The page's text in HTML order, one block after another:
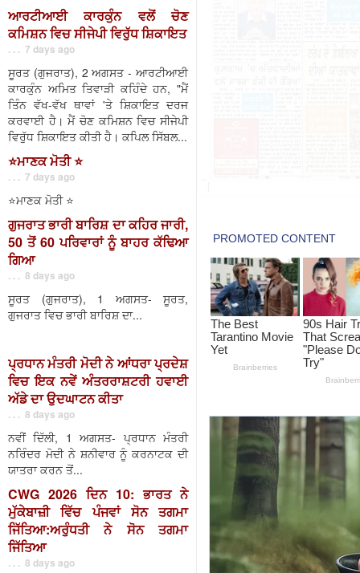
ਆਰਟੀਆਈ ਕਾਰਕੁੰਨ ਵਲੋਂ ਚੋਣ
ਕਮਿਸ਼ਨ ਵਿਚ ਸੀਜੇਪੀ ਵਿਰੁੱਧ ਸ਼ਿਕਾਇਤ
. . . 7 days ago
ਸੂਰਤ (ਗੁਜਰਾਤ), 2 ਅਗਸਤ - ਆਰਟੀਆਈ
ਕਾਰਕੁੰਨ ਅਮਿਤ ਤਿਵਾੜੀ ਕਹਿੰਦੇ ਹਨ, "ਮੈਂ
ਤਿੰਨ ਵੱਖ-ਵੱਖ ਥਾਵਾਂ 'ਤੇ ਸ਼ਿਕਾਇਤ ਦਰਜ
ਕਰਵਾਈ ਹੈ। ਮੈਂ ਚੋਣ ਕਮਿਸ਼ਨ ਵਿਚ ਸੀਜੇਪੀ
ਵਿਰੁੱਧ ਸ਼ਿਕਾਇਤ ਕੀਤੀ ਹੈ। ਕਪਿਲ ਸਿੱਬਲ...
⭐️ਮਾਣਕ ਮੋਤੀ ⭐️
. . . 7 days ago
⭐️ਮਾਣਕ ਮੋਤੀ ⭐️
ਗੁਜਰਾਤ ਭਾਰੀ ਬਾਰਿਸ਼ ਦਾ ਕਹਿਰ ਜਾਰੀ,
50 ਤੋਂ 60 ਪਰਿਵਾਰਾਂ ਨੂੰ ਬਾਹਰ ਕੱਢਿਆ
ਗਿਆ
. . . 8 days ago
ਸੂਰਤ (ਗੁਜਰਾਤ), 1 ਅਗਸਤ- ਸੂਰਤ,
ਗੁਜਰਾਤ ਵਿਚ ਭਾਰੀ ਬਾਰਿਸ਼ ਦਾ...
ਪ੍ਰਧਾਨ ਮੰਤਰੀ ਮੋਦੀ ਨੇ ਆਂਧਰਾ ਪ੍ਰਦੇਸ਼
ਵਿਚ ਇਕ ਨਵੇਂ ਅੰਤਰਰਾਸ਼ਟਰੀ ਹਵਾਈ
ਅੱਡੇ ਦਾ ਉਦਘਾਟਨ ਕੀਤਾ
. . . 8 days ago
ਨਵੀਂ ਦਿੱਲੀ, 1 ਅਗਸਤ- ਪ੍ਰਧਾਨ ਮੰਤਰੀ
ਨਰਿੰਦਰ ਮੋਦੀ ਨੇ ਸ਼ਨੀਵਾਰ ਨੂੰ ਕਰਨਾਟਕ ਦੀ
ਯਾਤਰਾ ਕਰਨ ਤੋਂ...
CWG 2026 ਦਿਨ 10: ਭਾਰਤ ਨੇ
ਮੁੱਕੇਬਾਜ਼ੀ ਵਿੱਚ ਪੰਜਵਾਂ ਸੋਨ ਤਗਮਾ
ਜਿੱਤਿਆ:ਅਰੁੰਧਤੀ ਨੇ ਸੋਨ ਤਗਮਾ
ਜਿੱਤਿਆ
. . . 8 days ago